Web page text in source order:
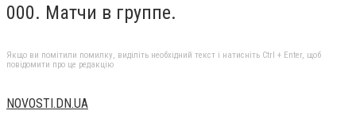
000. Матчи в группе.
Якщо ви помітили помилку, виділіть необхідний текст і натисніть Ctrl + Enter, щоб
повідомити про це редакцію
NOVOSTI.DN.UA